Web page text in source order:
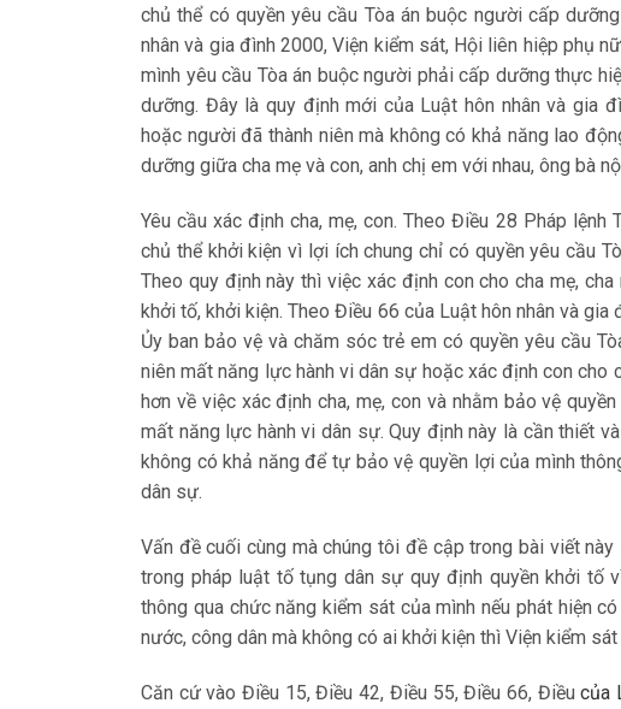
chủ thể có quyền yêu cầu Tòa án buộc người cấp
nhân và gia đình 2000, Viện kiểm sát, Hội liên hiệp phụ
mình yêu cầu Tòa án buộc người phải cấp dưỡng thực
dưỡng. Đây là quy định mới của Luật hôn nhân và gia
hoặc người đã thành niên mà không có khả năng lao
dưỡng giữa cha mẹ và con, anh chị em với nhau, ông bà
Yêu cầu xác định cha, mẹ, con. Theo Điều 28 Pháp
chủ thể khởi kiện vì lợi ích chung chỉ có quyền yêu cầu
Theo quy định này thì việc xác định con cho cha mẹ,
khởi tố, khởi kiện. Theo Điều 66 của Luật hôn nhân và
Ủy ban bảo vệ và chăm sóc trẻ em có quyền yêu cầu
niên mất năng lực hành vi dân sự hoặc xác định con
hơn về việc xác định cha, mẹ, con và nhằm bảo vệ
mất năng lực hành vi dân sự. Quy định này là cần thiết
không có khả năng để tự bảo vệ quyền lợi của mình
dân sự.
Vấn đề cuối cùng mà chúng tôi đề cập trong bài viết
trong pháp luật tố tụng dân sự quy định quyền khởi tố
thông qua chức năng kiểm sát của mình nếu phát hiện
nước, công dân mà không có ai khởi kiện thì Viện kiểm
Căn cứ vào Điều 15, Điều 42, Điều 55, Điều 66, Điềucủa